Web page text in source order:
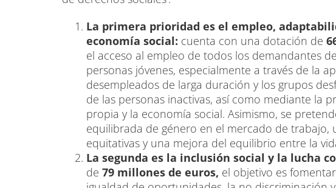
La primera prioridad es el empleo,
economía social: cuenta con una dotación de
el acceso al empleo de todos los demandantes
personas jóvenes, especialmente a través de la
desempleados de larga duración y los grupos
de las personas inactivas, así como mediante la
propia y la economía social. Asimismo, se
equilibrada de género en el mercado de trabajo,
equitativas y una mejora del equilibrio entre la
La segunda es la inclusión social y la lucha
de 79 millones de euros, el objetivo es